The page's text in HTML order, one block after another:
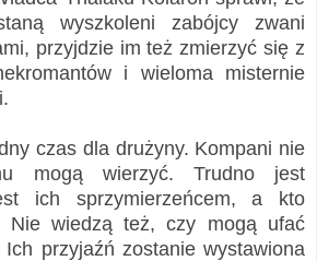
wyszkoleni zabójcy zwani
przyjdzie im też zmierzyć się z
i wieloma misternie
czas dla drużyny. Kompani nie
mogą wierzyć. Trudno jest
ich sprzymierzeńcem, a kto
Nie wiedzą też, czy mogą ufać
przyjaźń zostanie wystawiona